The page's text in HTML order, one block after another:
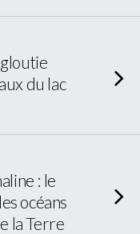
du lac
: le
océans
la Terre